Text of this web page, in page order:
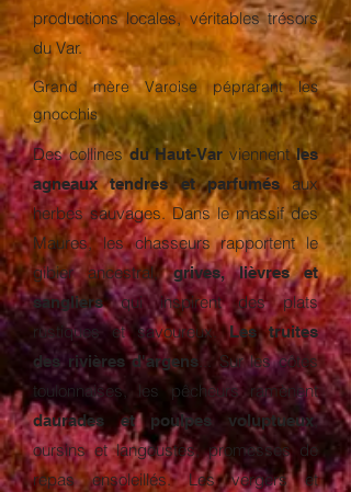
productions locales, véritables trésors
du Var.
Grand mère Varoise péprarant les
gnocchis
Des collinesdu Haut-Varviennentles
agneaux tendres et parfumésaux
herbes sauvages. Dans le massif des
Maures, les chasseurs rapportent le
gibier ancestral,grives, lièvres et
sangliersqui inspirent des plats
rustiques et savoureux.Les truites
des rivières d'argens ... Sur les côtes
toulonnaises, les pêcheurs ramènent
daurades et poulpes voluptueux,
oursins et langoustes, promesses de
repas ensoleillés. Les vergers et